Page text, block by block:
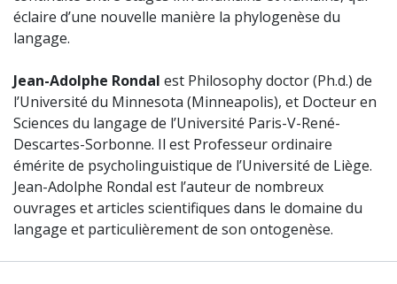
éclaire d’une nouvelle manière la phylogenèse du
langage.
Jean-Adolphe Rondal est Philosophy doctor (Ph.d.) de
l’Université du Minnesota (Minneapolis), et Docteur en
Sciences du langage de l’Université Paris-V-René-
Descartes-Sorbonne. Il est Professeur ordinaire
émérite de psycholinguistique de l’Université de Liège.
Jean-Adolphe Rondal est l’auteur de nombreux
ouvrages et articles scientifiques dans le domaine du
langage et particulièrement de son ontogenèse.